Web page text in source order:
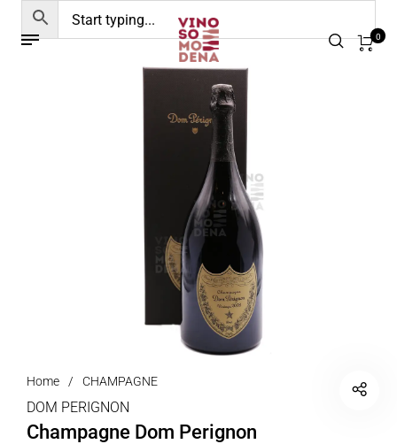
0
Home / CHAMPAGNE
DOM PERIGNON
Champagne Dom Perignon